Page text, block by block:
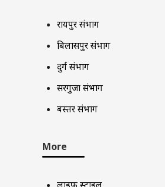
रायपुर संभाग
बिलासपुर संभाग
दुर्ग संभाग
सरगुजा संभाग
बस्तर संभाग
More
लाइफ स्टाइल